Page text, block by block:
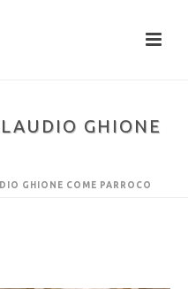
GHIONE
GHIONE COME PARROCO